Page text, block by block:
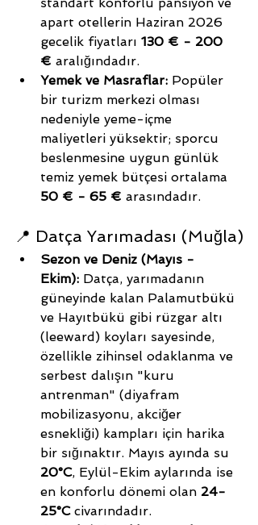
apart otellerin Haziran 2026
gecelik fiyatları 130 € - 200
€ aralığındadır.
Yemek ve Masraflar: Popüler
bir turizm merkezi olması
nedeniyle yeme-içme
maliyetleri yüksektir; sporcu
beslenmesine uygun günlük
temiz yemek bütçesi ortalama
50 € - 65 € arasındadır.
📍 Datça Yarımadası (Muğla)
Sezon ve Deniz (Mayıs -
Ekim): Datça, yarımadanın
güneyinde kalan Palamutbükü
ve Hayıtbükü gibi rüzgar altı
(leeward) koyları sayesinde,
özellikle zihinsel odaklanma ve
serbest dalışın "kuru
antrenman" (diyafram
mobilizasyonu, akciğer
esnekliği) kampları için harika
bir sığınaktır. Mayıs ayında su
20°C, Eylül-Ekim aylarında ise
en konforlu dönemi olan 24-
25°C civarındadır.